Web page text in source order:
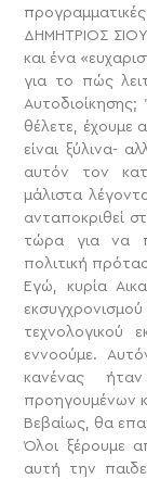
ΔΗΜΗΤΡΙΟΣ
και ένα
για το πώς
θέλετε, έχουμε
είναι ξύλινα-
αυτόν τον
μάλιστα
ανταποκριθεί
τώρα για να
πολιτική
Εγώ, κυρία
τεχνολογικού
εννοούμε.
κανένας
προηγουμένων
Βεβαίως, θα
Όλοι ξέρουμε
αυτή την